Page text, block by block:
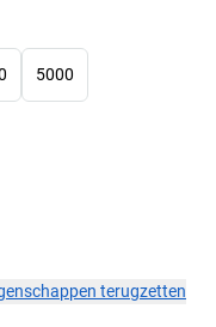
5000
terugzetten